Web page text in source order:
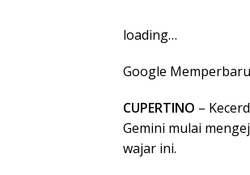
loading…
Google
CUPERTINO –
Gemini mulai
wajar ini.